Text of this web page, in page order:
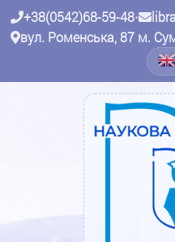
+38(0542)68-59-48•
вул. Роменська, 87 м.